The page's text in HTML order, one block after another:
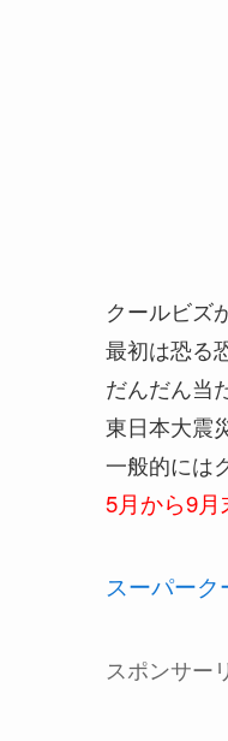
クールビズ
最初は恐る
だんだん当
東日本大震
一般的には
5月から9
スーパー
スポンサー